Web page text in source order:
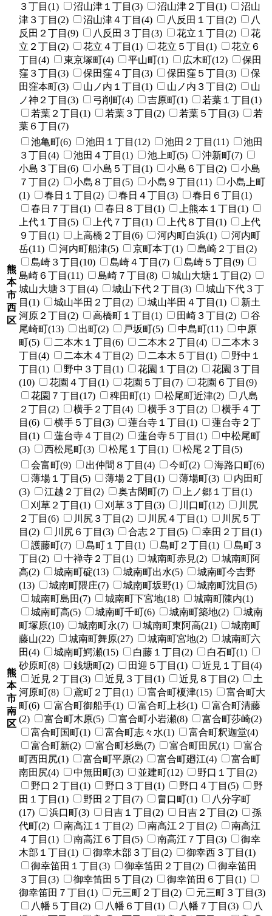
３丁目(1)
沼山津１丁目(3) 沼山津２丁目(1)
沼山
津３丁目(2)
沼山津４丁目(4) 八反田１丁目(2)
八
反田２丁目(9)
八反田３丁目(3) 花立１丁目(2)
花
立２丁目(2)
花立４丁目(1) 花立５丁目(1)
花立６
丁目(4)
東京塚町(4) 平山町(1) 広木町(12)
保田
窪３丁目(3)
保田窪４丁目(3) 保田窪５丁目(3)
保
田窪本町(3)
山ノ内１丁目(1) 山ノ内３丁目(2)
山
ノ神２丁目(3)
弓削町(4) 吉原町(1)
若葉１丁目(1)
若葉２丁目(1)
若葉３丁目(2) 若葉５丁目(3)
若
葉６丁目(7)
熊
本
市
西
区
池亀町(6) 池田１丁目(12) 池田２丁目(11)
池田
３丁目(4)
池田４丁目(1) 池上町(5)
沖新町(7)
小島３丁目(6)
小島５丁目(1) 小島６丁目(2)
小島
７丁目(2)
小島８丁目(5) 小島９丁目(11)
小島上町
(1)
春日１丁目(2) 春日４丁目(3)
春日６丁目(1)
春日７丁目(1)
春日８丁目(1)
上熊本１丁目(1)
上代１丁目(5)
上代７丁目(1) 上代８丁目(1)
上代
９丁目(1)
上高橋２丁目(6) 河内町白浜(1)
河内町
岳(11)
河内町船津(5) 京町本丁(1)
島崎２丁目(2)
島崎３丁目(10)
島崎４丁目(7)
島崎５丁目(9)
島崎６丁目(11)
島崎７丁目(8)
城山大塘１丁目(2)
城山大塘３丁目(4)
城山下代２丁目(3)
城山下代３丁
目(1)
城山半田２丁目(2) 城山半田４丁目(1)
新土
河原２丁目(2)
高橋町１丁目(1) 田崎３丁目(2)
谷
尾崎町(13)
出町(2) 戸坂町(5) 中島町(11)
中原
町(5)
二本木１丁目(6) 二本木２丁目(4)
二本木３
丁目(4)
二本木４丁目(2) 二本木５丁目(1)
野中１
丁目(1)
野中３丁目(1) 花園１丁目(2)
花園３丁目
(10)
花園４丁目(1) 花園５丁目(7)
花園６丁目(9)
花園７丁目(17)
稗田町(1) 松尾町近津(2)
八島
２丁目(2)
横手２丁目(4) 横手３丁目(2)
横手４丁
目(6)
横手５丁目(3) 蓮台寺１丁目(1)
蓮台寺２丁
目(1)
蓮台寺４丁目(2) 蓮台寺５丁目(1)
中松尾町
(3)
西松尾町(3) 松尾１丁目(1) 松尾２丁目(5)
熊
本
市
南
区
会富町(9) 出仲間８丁目(4) 今町(2)
海路口町(6)
薄場１丁目(5)
薄場２丁目(1) 薄場町(3)
内田町
(3)
江越２丁目(2) 奥古閑町(7)
上ノ郷１丁目(1)
刈草２丁目(1)
刈草３丁目(3) 川口町(12)
川尻
２丁目(6)
川尻３丁目(2) 川尻４丁目(1)
川尻５丁
目(2)
川尻６丁目(3) 合志２丁目(5)
幸田２丁目(1)
護藤町(7)
島町１丁目(1) 島町２丁目(1)
島町３
丁目(2)
十禅寺２丁目(1) 城南町赤見(2)
城南町阿
高(2)
城南町碇(13) 城南町出水(5)
城南町今吉野
(13)
城南町隈庄(7) 城南町坂野(1)
城南町沈目(5)
城南町島田(7)
城南町下宮地(18)
城南町陳内(1)
城南町高(5)
城南町千町(6) 城南町築地(2)
城南
町塚原(10)
城南町永(7) 城南町東阿高(21)
城南町
藤山(22)
城南町舞原(27) 城南町宮地(2)
城南町六
田(4)
城南町鰐瀬(15) 白藤１丁目(2)
白石町(1)
砂原町(8)
銭塘町(2) 田迎５丁目(1)
近見１丁目(4)
近見２丁目(3)
近見３丁目(1) 近見８丁目(2)
土
河原町(8)
鳶町２丁目(1) 富合町榎津(15)
富合町大
町(6)
富合町御船手(1) 富合町上杉(1)
富合町清藤
(2)
富合町木原(5) 富合町小岩瀬(8)
富合町莎崎(2)
富合町国町(1)
富合町志々水(1)
富合町釈迦堂(4)
富合町新(2)
富合町杉島(7) 富合町田尻(1)
富合
町西田尻(1)
富合町平原(2) 富合町廻江(4)
富合町
南田尻(4)
中無田町(3) 並建町(12)
野口１丁目(2)
野口２丁目(1)
野口３丁目(1) 野口４丁目(5)
野
田１丁目(1)
野田２丁目(7) 畠口町(1)
八分字町
(17)
浜口町(3) 日吉１丁目(2) 日吉２丁目(2)
孫
代町(2)
南高江１丁目(2) 南高江２丁目(2)
南高江
４丁目(1)
南高江６丁目(5) 南高江７丁目(3)
御幸
木部１丁目(1)
御幸木部３丁目(2)
御幸西３丁目(1)
御幸笛田１丁目(3)
御幸笛田２丁目(2)
御幸笛田
３丁目(3)
御幸笛田５丁目(2)
御幸笛田６丁目(1)
御幸笛田７丁目(1)
元三町２丁目(2)
元三町３丁目(3)
八幡５丁目(2)
八幡６丁目(1) 八幡７丁目(3)
八